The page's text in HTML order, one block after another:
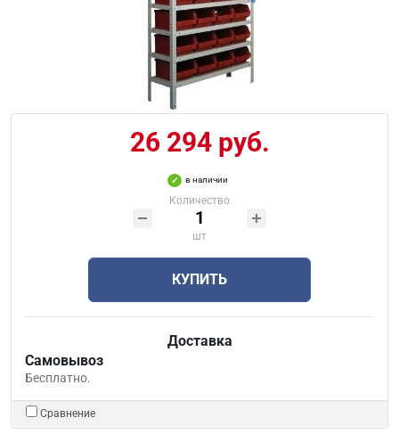
26 294 руб.
в наличии
Количество
шт
КУПИТЬ
Доставка
Самовывоз
Бесплатно.
Сравнение